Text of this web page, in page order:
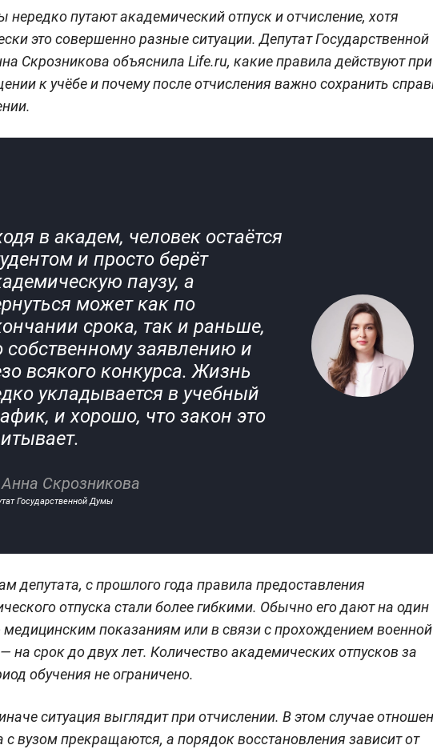
нередко путают академический отпуск и отчисление, хотя
это совершенно разные ситуации. Депутат Государственной
Скрозникова объяснила Life.ru, какие правила действуют при
к учёбе и почему после отчисления важно сохранить
в академ, человек остаётся
и просто берёт
паузу, а
может как по
срока, так и раньше,
собственному заявлению и
всякого конкурса. Жизнь
укладывается в учебный
и хорошо, что закон это
Анна Скрозникова
Государственной Думы
депутата, с прошлого года правила предоставления
отпуска стали более гибкими. Обычно его дают на один
медицинским показаниям или в связи с прохождением военной
на срок до двух лет. Количество академических отпусков за
обучения не ограничено.
ситуация выглядит при отчислении. В этом случае
с вузом прекращаются, а порядок восстановления зависит от